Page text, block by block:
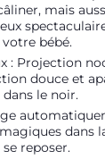
mais
bébé.
: Projection
douce et
le noir.
dans
reposer.